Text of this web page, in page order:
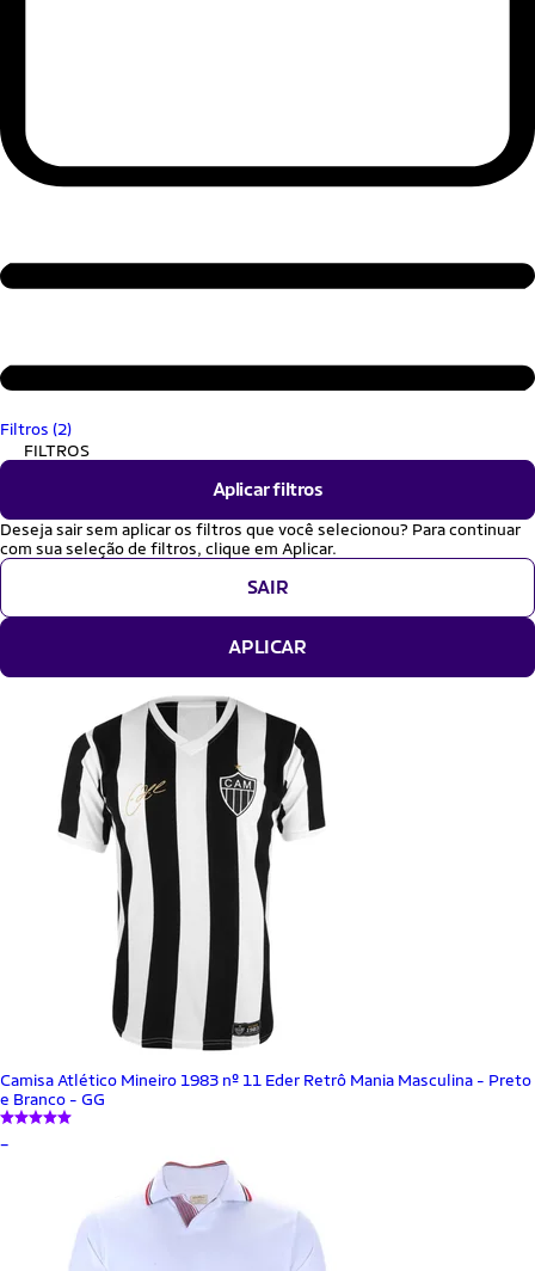
Filtros (2)
FILTROS
Aplicar filtros
Deseja sair sem aplicar os filtros que você selecionou? Para continuar
com sua seleção de filtros, clique em Aplicar.
SAIR
APLICAR
Camisa Atlético Mineiro 1983 nº 11 Eder Retrô Mania Masculina - Preto
e Branco - GG